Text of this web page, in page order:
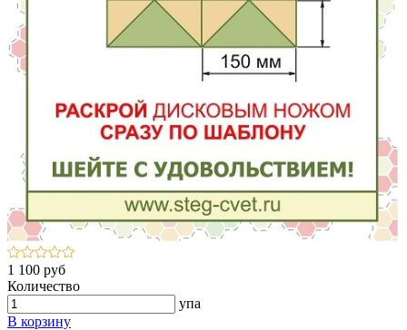
1 100 руб
Количество
упа
В корзину